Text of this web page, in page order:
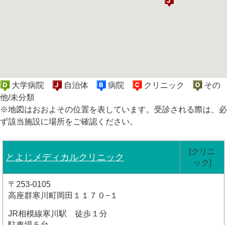
大学病院 自治体 病院 クリニック
その
他/未分類
※地図はおおよその位置を表しています。受診される際は、必
ず該当施設に場所をご確認ください。
とよじメディカルクリニック
[クリニ
ック]
〒253-0105
高座群寒川町岡田１１７０−１
JR相模線寒川駅 徒歩１分